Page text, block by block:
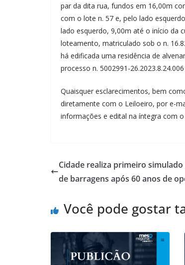
par da dita rua, fundos em 16,00m
com o lote n. 57 e, pelo lado
lado esquerdo, 9,00m até o início da
loteamento, matriculado sob o n.
há edificada uma residência de
processo n. 5002991-
Quaisquer esclarecimentos, bem
diretamente com o Leiloeiro, por e-
informações e edital na íntegra com
Cidade realiza primeiro
de barragens após 60 anos de
Você pode gostar